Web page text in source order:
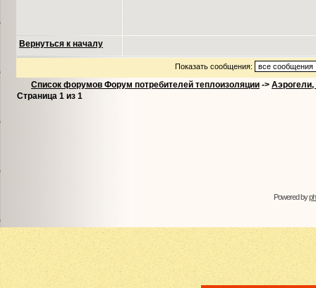
Вернуться к началу
Показать сообщения:
Список форумов Форум потребителей теплоизоляции -> Аэрогели,
Страница 1 из 1
Powered by